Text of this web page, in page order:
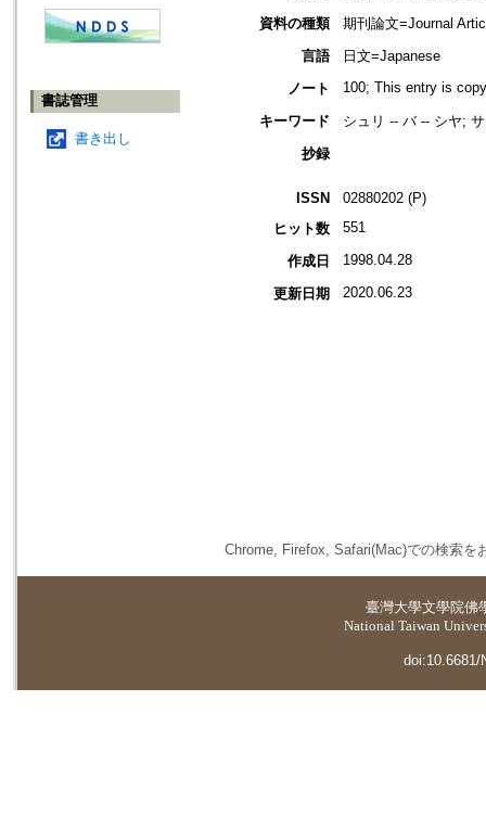
書誌管理
書き出し
資料の種類
期刊論文=Journal
言語
日文=Japanese
ノート
100; This entry is
キーワード
シュリ -- バ -- シヤ;
抄録
ISSN
02880202 (P)
ヒット数
551
作成日 1998.04.28
更新日期 2020.06.23
Chrome, Firefox, Safari(Mac)での検索を
臺灣大學文學院佛
National Taiwan
doi:10.6681/